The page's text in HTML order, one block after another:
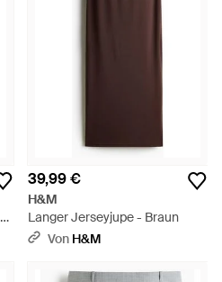
39,99 €
H&M
Langer Jerseyjupe - Braun
Von H&M